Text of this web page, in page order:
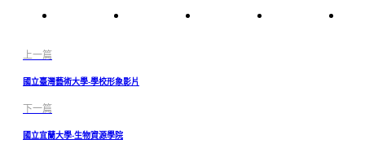
上一篇
國立臺灣藝術大學-學校形象影片
下一篇
國立宜蘭大學-生物資源學院